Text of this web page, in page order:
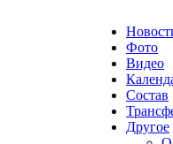
Фото
Видео
Состав
Другое